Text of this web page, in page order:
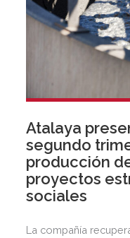
Atalaya
segundo
producción
proyectos
sociales
La compañía